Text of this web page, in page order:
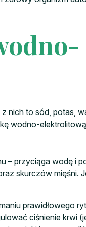
nich to sód, potas,
wodno-
– przyciąga wodę i
skurczów mięśni.
prawidłowego
ciśnienie krwi